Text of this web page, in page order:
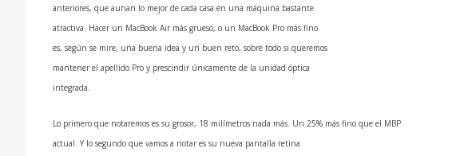
anteriores, que aunan lo mejor de cada casa en una máquina bastante
atractiva. Hacer un MacBook Air más grueso, o un MacBook Pro más fino
es, según se mire, una buena idea y un buen reto, sobre todo si queremos
mantener el apellido Pro y prescindir únicamente de la unidad óptica
integrada.
Lo primero que notaremos es su grosor, 18 milí­metros nada más. Un 25% más fino que el MBP
actual. Y lo segundo que vamos a notar es su nueva pantalla retina